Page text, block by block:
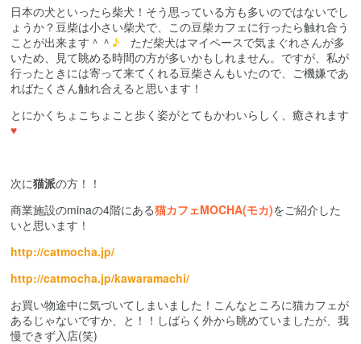
日本の犬といったら柴犬！そう思っている方も多いのではないでし
ょうか？豆柴は小さい柴犬で、この豆柴カフェに行ったら触れ合う
ことが出来ます＾＾ ♪ただ柴犬はマイペースで気まぐれさんが多
いため、見て眺める時間の方が多いかもしれません。ですが、私が
行ったときには寄って来てくれる豆柴さんもいたので、ご機嫌であ
ればたくさん触れ合えると思います！
とにかくちょこちょこと歩く姿がとてもかわいらしく、癒されます
♥
次に猫派の方！！
商業施設のminaの4階にある猫カフェMOCHA(モカ)をご紹介した
いと思います！
http://catmocha.jp/
http://catmocha.jp/kawaramachi/
お買い物途中に気づいてしまいました！こんなところに猫カフェが
あるじゃないですか、と！！しばらく外から眺めていましたが、我
慢できず入店(笑)